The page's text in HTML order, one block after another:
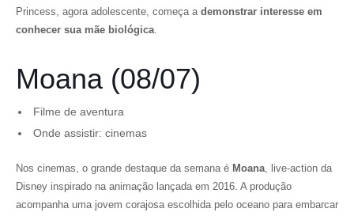
Princess, agora adolescente, começa a demonstrar interesse em
conhecer sua mãe biológica.
Moana (08/07)
Filme de aventura
Onde assistir: cinemas
Nos cinemas, o grande destaque da semana é Moana, live-action da
Disney inspirado na animação lançada em 2016. A produção
acompanha uma jovem corajosa escolhida pelo oceano para embarcar